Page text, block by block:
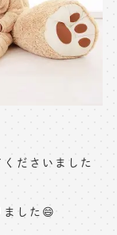
ます
ださいました
した😄